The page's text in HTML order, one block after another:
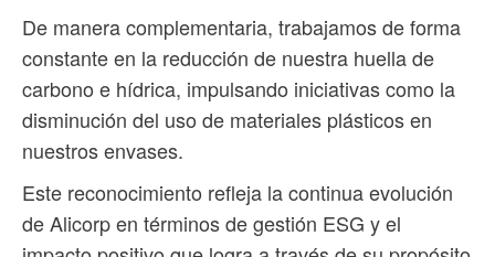
De manera complementaria, trabajamos de forma
constante en la reducción de nuestra huella de
carbono e hídrica, impulsando iniciativas como la
disminución del uso de materiales plásticos en
nuestros envases.
Este reconocimiento refleja la continua evolución
de Alicorp en términos de gestión ESG y el